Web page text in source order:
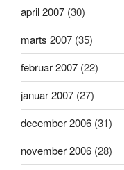
april 2007 (30)
marts 2007 (35)
februar 2007 (22)
januar 2007 (27)
december 2006 (31)
november 2006 (28)